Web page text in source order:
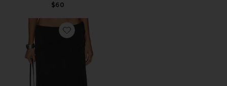
$60
Favorite Sharni Skirt